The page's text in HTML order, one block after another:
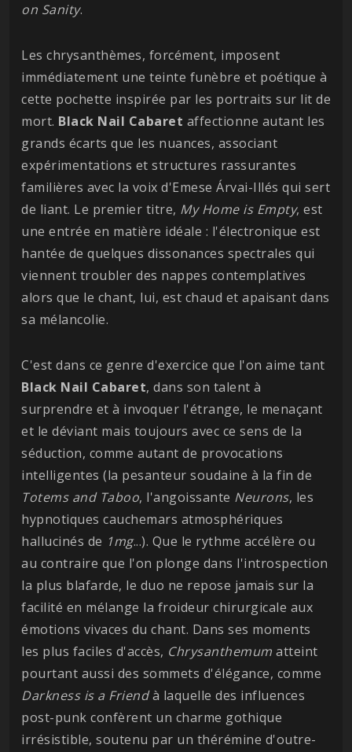
on Sanity.
Les chrysanthèmes, forcément, imposent
immédiatement une teinte funèbre et poétique à
cette pochette inspirée par les portraits sur lit de
mort. Black Nail Cabaret affectionne autant les
grands écarts que les nuances, associant
expérimentations et structures rassurantes
familières avec la voix d'Emese Árvai-Illés qui sert
de liant. Le premier titre, My Home is Empty, est
une entrée en matière idéale : l'électronique est
hantée de quelques dissonances spectrales qui
viennent troubler des nappes contemplatives
alors que le chant, lui, est chaud et apaisant dans
sa mélancolie.
C'est dans ce genre d'exercice que l'on aime tant
Black Nail Cabaret, dans son talent à
surprendre et à invoquer l'étrange, le menaçant
et le déviant mais toujours avec ce sens de la
séduction, comme autant de provocations
intelligentes (la pesanteur soudaine à la fin de
Totems and Taboo, l'angoissante Neurons, les
hypnotiques cauchemars atmosphériques
hallucinés de 1mg...). Que le rythme accélère ou
au contraire que l'on plonge dans l'introspection
la plus blafarde, le duo ne repose jamais sur la
facilité en mélange la froideur chirurgicale aux
émotions vivaces du chant. Dans ses moments
les plus faciles d'accès, Chrysanthemum atteint
pourtant aussi des sommets d'élégance, comme
Darkness is a Friendà laquelle des influences
post-punk confèrent un charme gothique
irrésistible, soutenu par un thérémine d'outre-